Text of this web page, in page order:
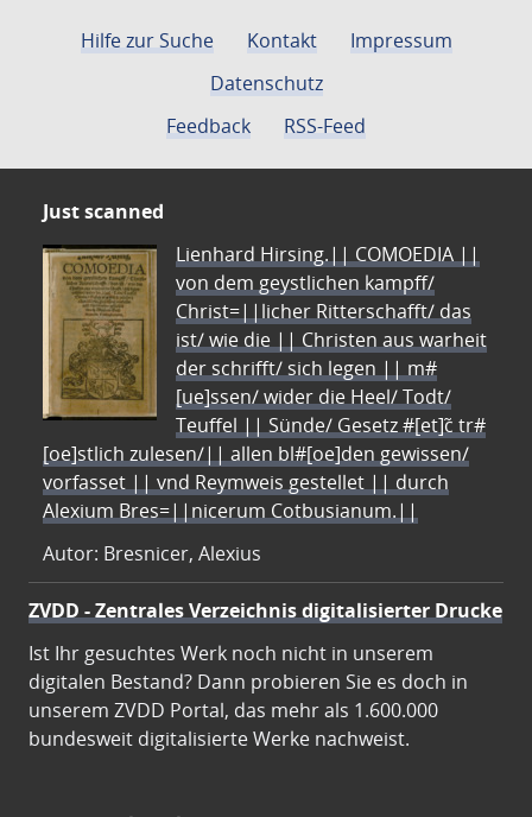
Hilfe zur Suche Kontakt
Impressum
Datenschutz
Feedback
RSS-Feed
Just scanned
Lienhard Hirsing.|| COMOEDIA ||
von dem geystlichen kampff/
Christ=||licher Ritterschafft/ das
ist/ wie die || Christen aus warheit
der schrifft/ sich legen || m#
[ue]ssen/ wider die Heel/ Todt/
Teuffel || Sünde/ Gesetz #[et]c̃ tr#
[oe]stlich zulesen/|| allen bl#[oe]den gewissen/
vorfasset || vnd Reymweis gestellet || durch
Alexium Bres=||nicerum Cotbusianum.||
Autor: Bresnicer, Alexius
ZVDD - Zentrales Verzeichnis digitalisierter Drucke
Ist Ihr gesuchtes Werk noch nicht in unserem
digitalen Bestand? Dann probieren Sie es doch in
unserem ZVDD Portal, das mehr als 1.600.000
bundesweit digitalisierte Werke nachweist.